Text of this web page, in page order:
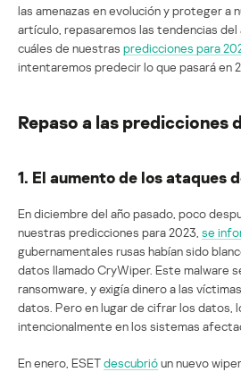
las amenazas en evolución y proteger a
artículo, repasaremos las tendencias del
cuáles de nuestras predicciones para
intentaremos predecir lo que pasará en
Repaso a las predicciones
1. El aumento de los ataques
En diciembre del año pasado, poco
nuestras predicciones para 2023, se
gubernamentales rusas habían sido
datos llamado CryWiper. Este malware
ransomware, y exigía dinero a las
datos. Pero en lugar de cifrar los datos,
intencionalmente en los sistemas
En enero, ESETdescubrióun nuevo